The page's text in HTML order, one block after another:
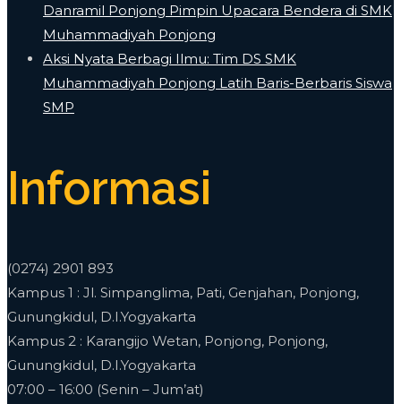
Danramil Ponjong Pimpin Upacara Bendera di SMK
Muhammadiyah Ponjong
​Aksi Nyata Berbagi Ilmu: Tim DS SMK
Muhammadiyah Ponjong Latih Baris-Berbaris Siswa
SMP
Informasi
(0274) 2901 893
Kampus 1 : Jl. Simpanglima, Pati, Genjahan, Ponjong,
Gunungkidul, D.I.Yogyakarta
Kampus 2 : Karangijo Wetan, Ponjong, Ponjong,
Gunungkidul, D.I.Yogyakarta
07:00 – 16:00 (Senin – Jum’at)